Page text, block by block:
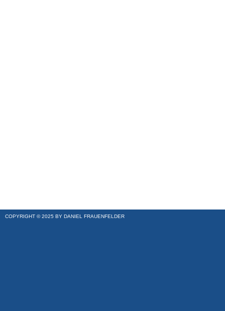
COPYRIGHT © 2025 BY DANIEL FRAUENFELDER